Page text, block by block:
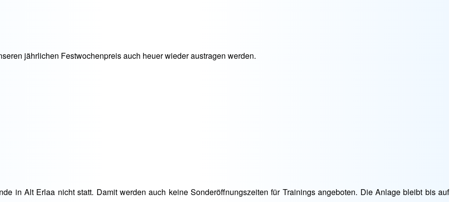
jährlichen Festwochenpreis auch heuer wieder austragen werden.
in Alt Erlaa nicht statt. Damit werden auch keine Sonderöffnungszeiten für Trainings angeboten. Die Anlage bleibt bis auf